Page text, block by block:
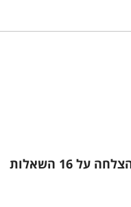
רק מומחי השפה העברית יענו בהצלחה על 16 השאלות